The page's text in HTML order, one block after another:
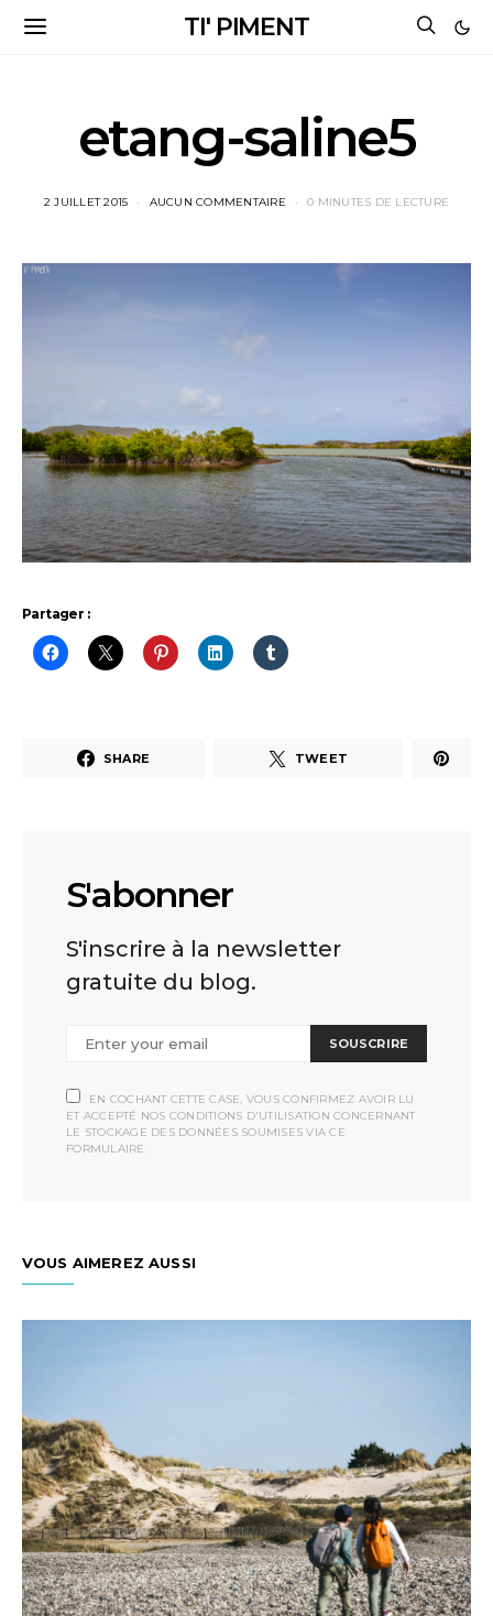
TI' PIMENT
etang-saline5
2 JUILLET 2015 AUCUN COMMENTAIRE 0 MINUTES DE LECTURE
Partager :
SHARE TWEET
S'abonner
S'inscrire à la newsletter
gratuite du blog.
SOUSCRIRE
EN COCHANT CETTE CASE, VOUS CONFIRMEZ AVOIR LU
ET ACCEPTÉ NOS CONDITIONS D'UTILISATION CONCERNANT
LE STOCKAGE DES DONNÉES SOUMISES VIA CE
FORMULAIRE.
VOUS AIMEREZ AUSSI